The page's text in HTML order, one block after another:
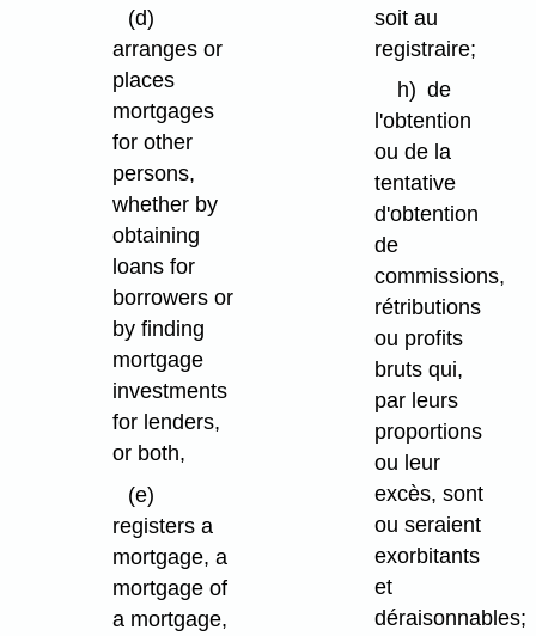
(d)
arranges or
places
mortgages
for other
persons,
whether by
obtaining
loans for
borrowers or
by finding
mortgage
investments
for lenders,
or both,
(e)
registers a
mortgage, a
mortgage of
a mortgage,
soit au
registraire;
h) de
l'obtention
ou de la
tentative
d'obtention
de
commissions,
rétributions
ou profits
bruts qui,
par leurs
proportions
ou leur
excès, sont
ou seraient
exorbitants
et
déraisonnables;